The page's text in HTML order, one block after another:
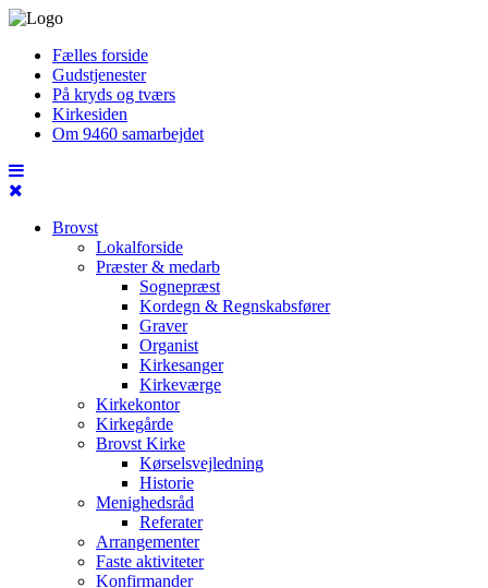
Fælles forside
Gudstjenester
På kryds og tværs
Kirkesiden
Om 9460 samarbejdet
Brovst
Lokalforside
Præster & medarb
Sognepræst
Kordegn & Regnskabsfører
Graver
Organist
Kirkesanger
Kirkeværge
Kirkekontor
Kirkegårde
Brovst Kirke
Kørselsvejledning
Historie
Menighedsråd
Referater
Arrangementer
Faste aktiviteter
Konfirmander